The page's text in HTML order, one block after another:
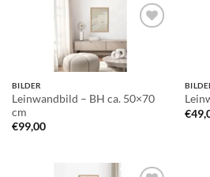
Auf die
Wunschliste
BILDER
Leinwandbild – BH ca. 50×70
cm
€99,00
€